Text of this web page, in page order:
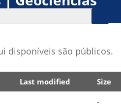
disponíveis são públicos.
Last modified Size
-